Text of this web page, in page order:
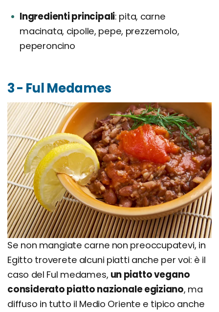
Ingredienti principali pita, carne
macinata, cipolle, pepe, prezzemolo,
peperoncino
3 - Ful Medames
Se non mangiate carne non preoccupatevi, in
Egitto troverete alcuni piatti anche per voi: è il
caso del Ful medames, un piatto vegano
considerato piatto nazionale egiziano, ma
diffuso in tutto il Medio Oriente e tipico anche